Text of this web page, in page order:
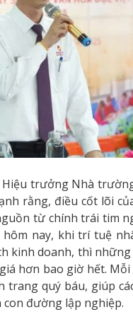
trưởng Nhà
rằng, điều cốt lõi
từ chính trái tim
nay, khi trí tuệ
kinh doanh, thì
hơn bao giờ hết.
quý báu, giúp
đường lập nghiệp.